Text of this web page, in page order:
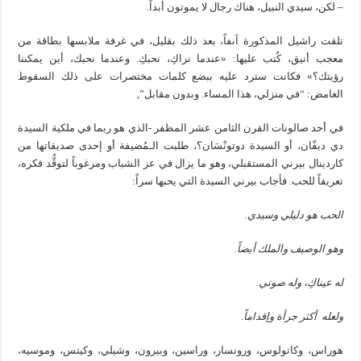
– لكن، سيدي النبيل، هناك رجال لا يموتون أبداً.
تلقت راشيل المذكورة آنفاً، بعد ذلك بقليل، في غرفة ملابسها بطاقة من
معجب أنيق، كُتب عليها: «عندما نراكِ، نحبكِ. وعندما نحبك، أين يمكننا
رؤيتك؟» فكانت سترد عليه ببضع كلمات مختصرات على ذلك السقوط
الغامض: “في منزلي، هذا المساء. وبدون مقابل”,
في أحد صالونات القرن الثامن عشر المظفر -الذي هو ربما في ملكية السيدة
دي ديفّان، أو السيدة دوتونْسَان؟، طلبت الـمُضيفة أو إحدى صديقاتها من
كاردينال بيرني المستقبلي، وهو ما يزال في عز الشباب ومرغوباً لتوقُّد فكره،
تعريفاً للحب. فأجاب بيرني السيدة التي يحبها سراً:
الحب هو دليلي وسيدي.
وهو الوصيف والملك أيضاً.
له عيناكِ، وله صوتي.
ولعله أكثر جرأة وإقداماً.
هوراس، وكاتولوس، ورونسار، وراسين، وبيرون، وشيلي، وكيتس، وموسيه،